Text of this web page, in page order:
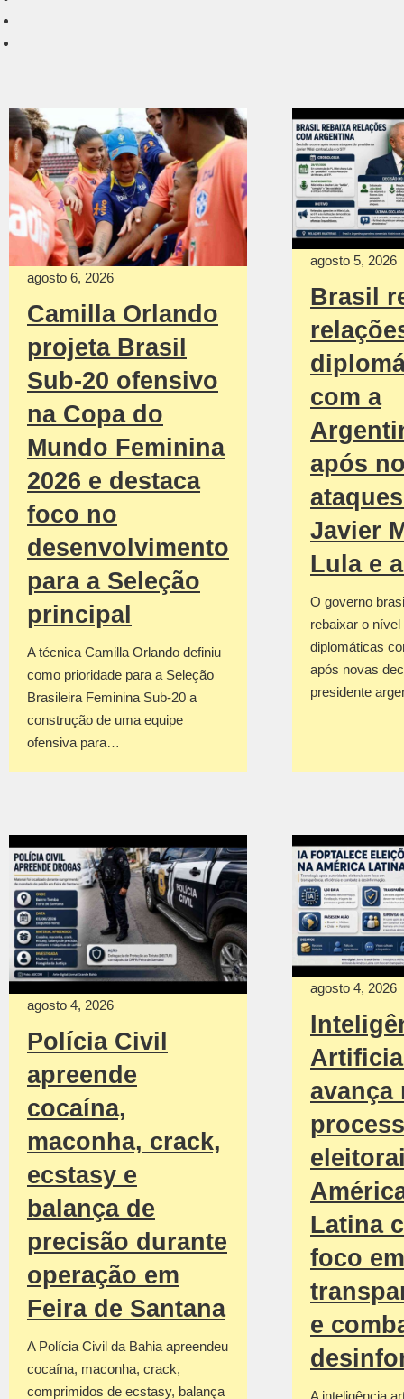
agosto 6, 2026
Camilla Orlando
projeta Brasil
Sub-20 ofensivo
na Copa do
Mundo Feminina
2026 e destaca
foco no
desenvolvimento
para a Seleção
principal
A técnica Camilla Orlando definiu
como prioridade para a Seleção
Brasileira Feminina Sub-20 a
construção de uma equipe
ofensiva para…
agosto 5, 2026
Brasil
com a
após
Javier
Lula e
O governo
rebaixar o
diplomáticas
após novas
presidente
agosto 4, 2026
Polícia Civil
apreende
cocaína,
maconha, crack,
ecstasy e
balança de
precisão durante
operação em
Feira de Santana
A Polícia Civil da Bahia apreendeu
cocaína, maconha, crack,
comprimidos de ecstasy, balança
agosto 4, 2026
avança
Latina
foco em
e